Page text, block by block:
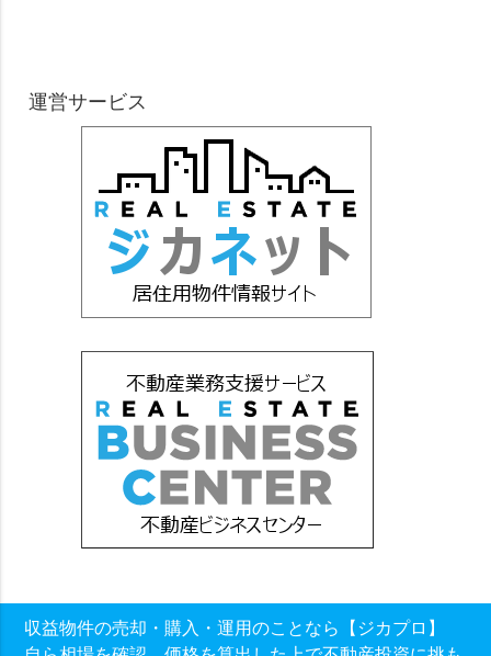
運営サービス
収益物件の売却・購入・運用のことなら【ジカプロ】